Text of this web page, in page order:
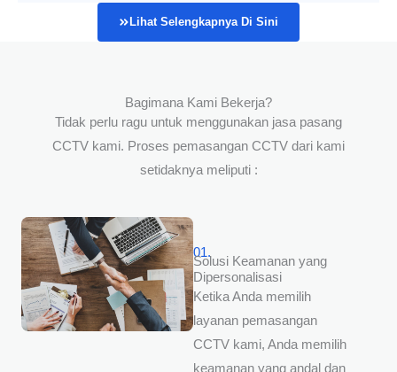
Lihat Selengkapnya Di Sini
Bagimana Kami Bekerja?
Tidak perlu ragu untuk menggunakan jasa pasang
CCTV kami. Proses pemasangan CCTV dari kami
setidaknya meliputi :
01.
Solusi Keamanan yang
Dipersonalisasi
Ketika Anda memilih
layanan pemasangan
CCTV kami, Anda memilih
keamanan yang andal dan